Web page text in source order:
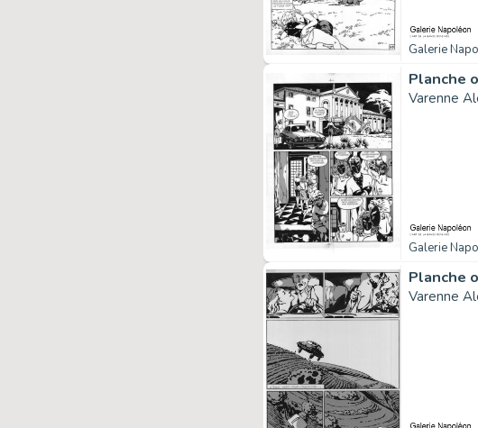
Galerie
Planche
Varenne
Galerie
Planche
Varenne